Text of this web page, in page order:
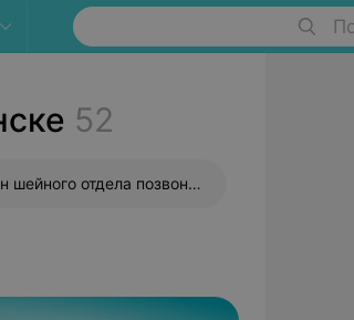
52
Рентген шейного отдела позвоночника